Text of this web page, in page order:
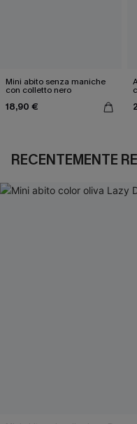
Mini abito senza maniche
con colletto nero
18,90 €
RECENTEMENTE